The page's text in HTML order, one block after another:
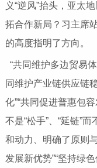
义“逆风”抬头，亚太
拓合作新局？习主席
的高度指明了方向。
“共同维护多边贸易
同维护产业链供应链
化”“共同促进普惠包
不是“松手”、“延链”
和动力、明确了原则
发展新优势”“坚持绿